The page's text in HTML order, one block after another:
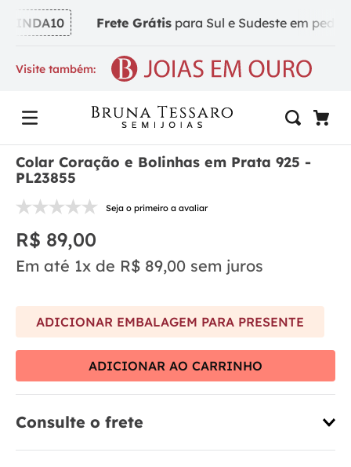
Frete Grátispara Sul e Sudeste em
Visite também:
Colar Coração e Bolinhas em Prata 925 -
PL23855
Seja o primeiro a avaliar
R$ 89,00
Em até 1x de R$ 89,00 sem juros
ADICIONAR EMBALAGEM PARA PRESENTE
ADICIONAR AO CARRINHO
Consulte o frete